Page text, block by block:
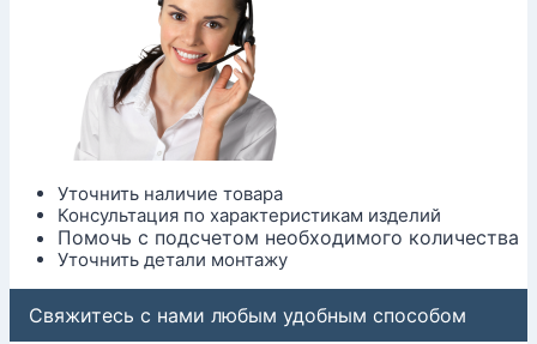
Уточнить наличие товара
Консультация по характеристикам изделий
Помочь с подсчетом необходимого количества
Уточнить детали монтажу
Свяжитесь с нами любым удобным способом